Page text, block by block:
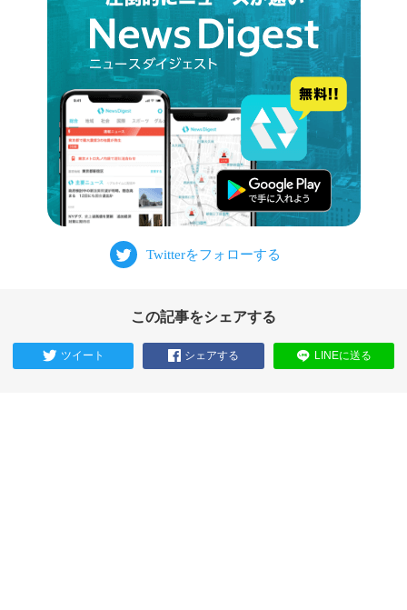
この記事をシェアする
ツイート シェアする LINEに送る